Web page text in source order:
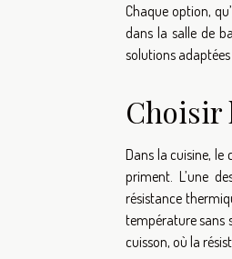
Chaque option,
dans la salle de
solutions adaptées
Choisir
Dans la cuisine, le
priment. L’une
résistance
température sans
cuisson, où la